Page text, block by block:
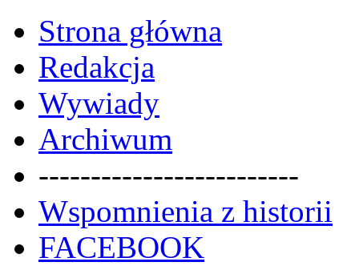
Strona główna
Redakcja
Wywiady
Archiwum
-------------------------
Wspomnienia z historii
FACEBOOK